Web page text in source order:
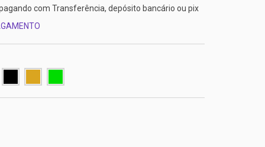
com Transferência, depósito bancário ou pix